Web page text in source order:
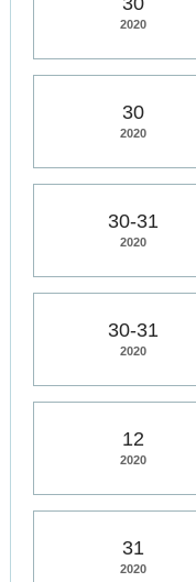
2020
30
2020
30-31
2020
30-31
2020
12
2020
31
2020